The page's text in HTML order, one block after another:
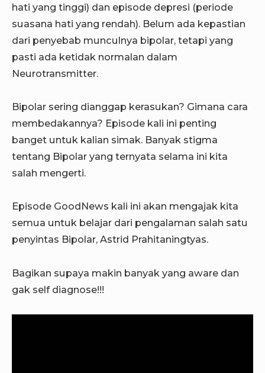
hati yang tinggi) dan episode depresi (periode
suasana hati yang rendah). Belum ada kepastian
dari penyebab munculnya bipolar, tetapi yang
pasti ada ketidak normalan dalam
Neurotransmitter.
Bipolar sering dianggap kerasukan? Gimana cara
membedakannya? Episode kali ini penting
banget untuk kalian simak. Banyak stigma
tentang Bipolar yang ternyata selama ini kita
salah mengerti.
Episode GoodNews kali ini akan mengajak kita
semua untuk belajar dari pengalaman salah satu
penyintas Bipolar, Astrid Prahitaningtyas.
Bagikan supaya makin banyak yang aware dan
gak self diagnose!!!